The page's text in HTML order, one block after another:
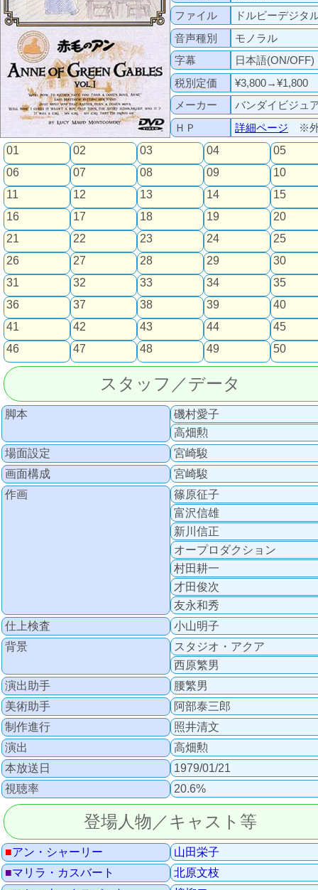
ファイル
ドルビーデジタ
音声種別
モノラル
字幕
日本語(ON/OFF)
税別定価
¥3,800→¥1,800
メーカー
バンダイビジュ
ＨＰ
詳細ページ ※
01
02 03 04
05
06
07 08 09
10
11
12 13 14
15
16
17 18 19
20
21
22 23 24
25
26
27 28 29
30
31
32 33 34
35
36
37 38 39
40
41
42 43 44
45
46
47 48 49 50
スタッフ／データ
脚本
磯村愛子
高畑勲
場面設定
宮崎駿
画面構成
宮崎駿
作画
篠原征子
富沢信雄
新川信正
オープロダクション
村田耕一
才田俊次
友永和秀
仕上検査
小山明子
背景
スタジオ・アクア
西原繁男
演出助手
腰繁男
美術助手
阿部泰三郎
制作進行
照井清文
演出
高畑勲
本放送日
1979/01/21
視聴率
20.6%
登場人物／キャスト等
■アン・シャーリー
山田栄子
■マリラ・カスバート
北原文枝